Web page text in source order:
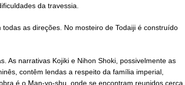
da travessia.
as direções. No mosteiro de Todaiji é construído
As narrativas Kojiki e Nihon Shoki, possivelmente as
contêm lendas a respeito da família imperial,
é o Man-yo-shu, onde se encontram reunidos cerca